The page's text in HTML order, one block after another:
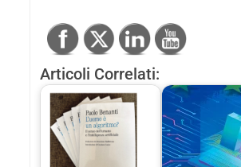
Articoli Correlati: